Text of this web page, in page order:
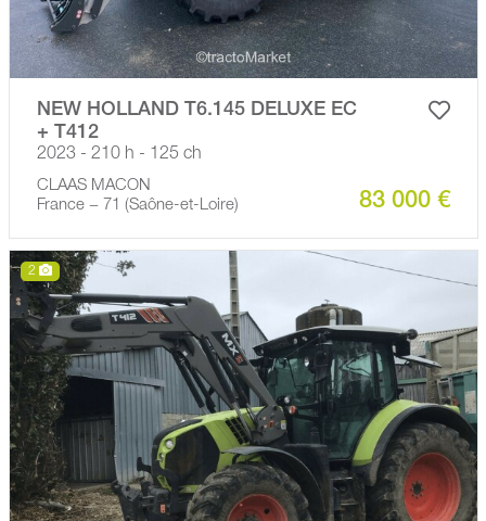
NEW HOLLAND T6.145 DELUXE EC
+ T412
2023 - 210 h - 125 ch
CLAAS MACON
France − 71 (Saône-et-Loire)
83 000 €
2